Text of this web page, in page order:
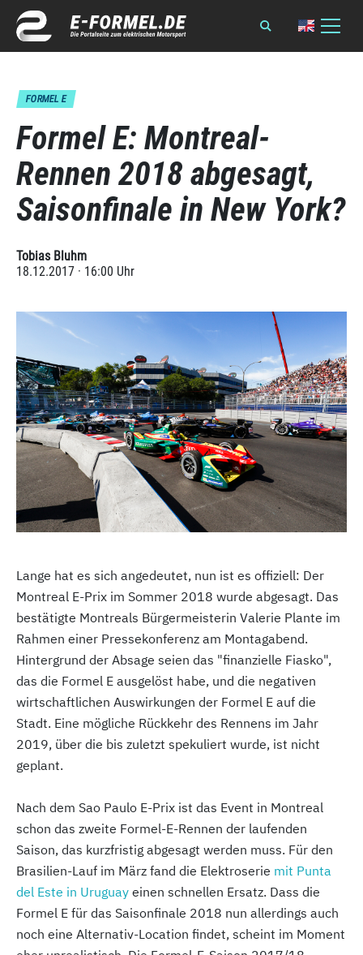
FORMEL E
Formel E: Montreal-
Rennen 2018 abgesagt,
Saisonfinale in New York?
Tobias Bluhm
18.12.2017 · 16:00 Uhr
Lange hat es sich angedeutet, nun ist es offiziell: Der
Montreal E-Prix im Sommer 2018 wurde abgesagt. Das
bestätigte Montreals Bürgermeisterin Valerie Plante im
Rahmen einer Pressekonferenz am Montagabend.
Hintergrund der Absage seien das "finanzielle Fiasko",
das die Formel E ausgelöst habe, und die negativen
wirtschaftlichen Auswirkungen der Formel E auf die
Stadt. Eine mögliche Rückkehr des Rennens im Jahr
2019, über die bis zuletzt spekuliert wurde, ist nicht
geplant.
Nach dem Sao Paulo E-Prix ist das Event in Montreal
schon das zweite Formel-E-Rennen der laufenden
Saison, das kurzfristig abgesagt werden muss. Für den
Brasilien-Lauf im März fand die Elektroserie mit Punta
del Este in Uruguay einen schnellen Ersatz. Dass die
Formel E für das Saisonfinale 2018 nun allerdings auch
noch eine Alternativ-Location findet, scheint im Moment